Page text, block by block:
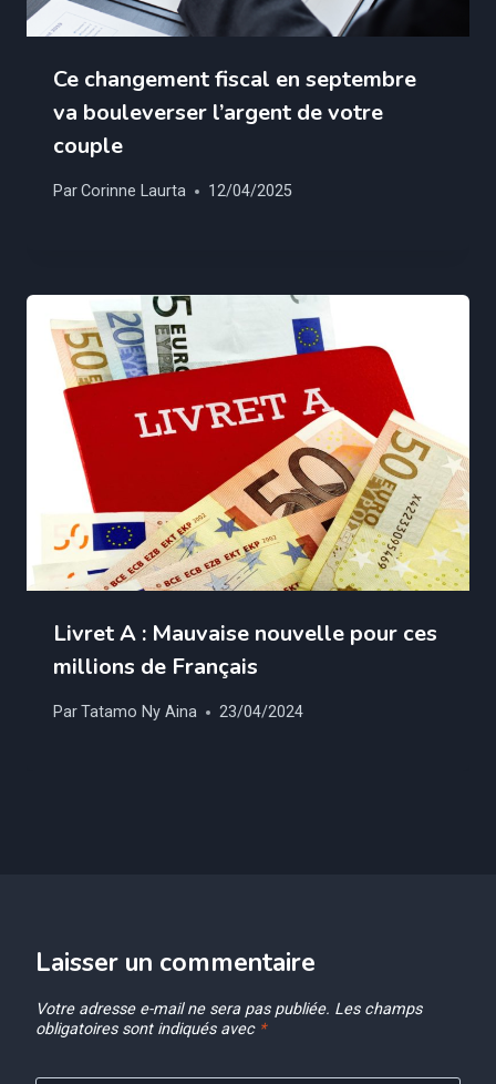
Ce changement fiscal en septembre
va bouleverser l’argent de votre
couple
ParCorinne Laurta 12/04/2025
Livret A : Mauvaise nouvelle pour ces
millions de Français
ParTatamo Ny Aina 23/04/2024
Laisser un commentaire
Votre adresse e-mail ne sera pas publiée. Les champs
obligatoires sont indiqués avec *